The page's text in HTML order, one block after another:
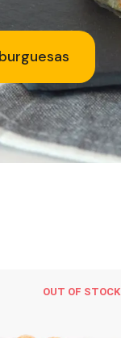
OUT OF STOCK